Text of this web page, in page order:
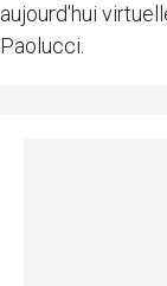
aujourd'hui
Paolucci.